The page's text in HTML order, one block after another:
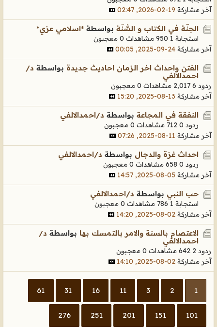
آخر مشاركة 19-02-2026, 02:47
الجنّة في الكتاب و السُّنّة بواسطة *اسلامي عزي*
استجابة 1 950 مشاهدات
0 معجبون
آخر مشاركة 24-09-2025, 00:05
الفتن واحداث اخر الزمان احاديث جديدة بواسطة د/
احمدالالفي
ردود 6 2,017 مشاهدات
0 معجبون
آخر مشاركة 13-08-2025, 15:20
النفقة في المجاعة بواسطة د/احمدالالفي
ردود 0 712 مشاهدات
0 معجبون
آخر مشاركة 11-08-2025, 07:26
احداث غزة والدجال بواسطة د/احمدالالفي
ردود 0 658 مشاهدات
0 معجبون
آخر مشاركة 05-08-2025, 14:57
حب النبي بواسطة د/احمدالالفي
استجابة 1 786 مشاهدات
0 معجبون
آخر مشاركة 02-08-2025, 14:20
الاعتصام بالسنة والامر بالتمسك بها بواسطة د/
احمدالالفي
ردود 2 642 مشاهدات
0 معجبون
آخر مشاركة 02-08-2025, 14:10
1
2
3
11
16
31
61
101
151
201
251
276